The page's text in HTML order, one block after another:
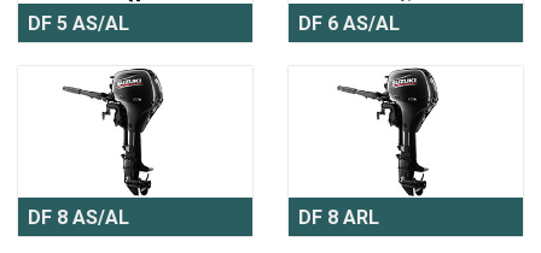
DF 5 AS/AL DF 6 AS/AL
DF 8 AS/AL DF 8 ARL